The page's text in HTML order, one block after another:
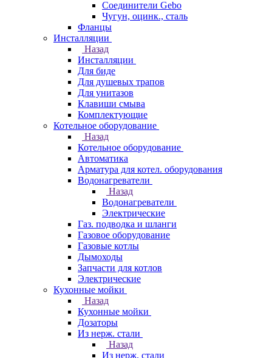
Соединители Gebo
Чугун, оцинк., сталь
Фланцы
Инсталляции
Назад
Инсталляции
Для биде
Для душевых трапов
Для унитазов
Клавиши смыва
Комплектующие
Котельное оборудование
Назад
Котельное оборудование
Автоматика
Арматура для котел. оборудования
Водонагреватели
Назад
Водонагреватели
Электрические
Газ. подводка и шланги
Газовое оборудование
Газовые котлы
Дымоходы
Запчасти для котлов
Электрические
Кухонные мойки
Назад
Кухонные мойки
Дозаторы
Из нерж. стали
Назад
Из нерж. стали